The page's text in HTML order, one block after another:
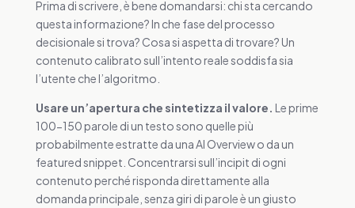
Prima di scrivere, è bene domandarsi: chi sta cercando
questa informazione? In che fase del processo
decisionale si trova? Cosa si aspetta di trovare? Un
contenuto calibrato sull’intento reale soddisfa sia
l’utente che l’algoritmo.
Usare un’apertura che sintetizza il valore. Le prime
100-150 parole di un testo sono quelle più
probabilmente estratte da una AI Overview o da un
featured snippet. Concentrarsi sull’incipit di ogni
contenuto perché risponda direttamente alla
domanda principale, senza giri di parole è un giusto